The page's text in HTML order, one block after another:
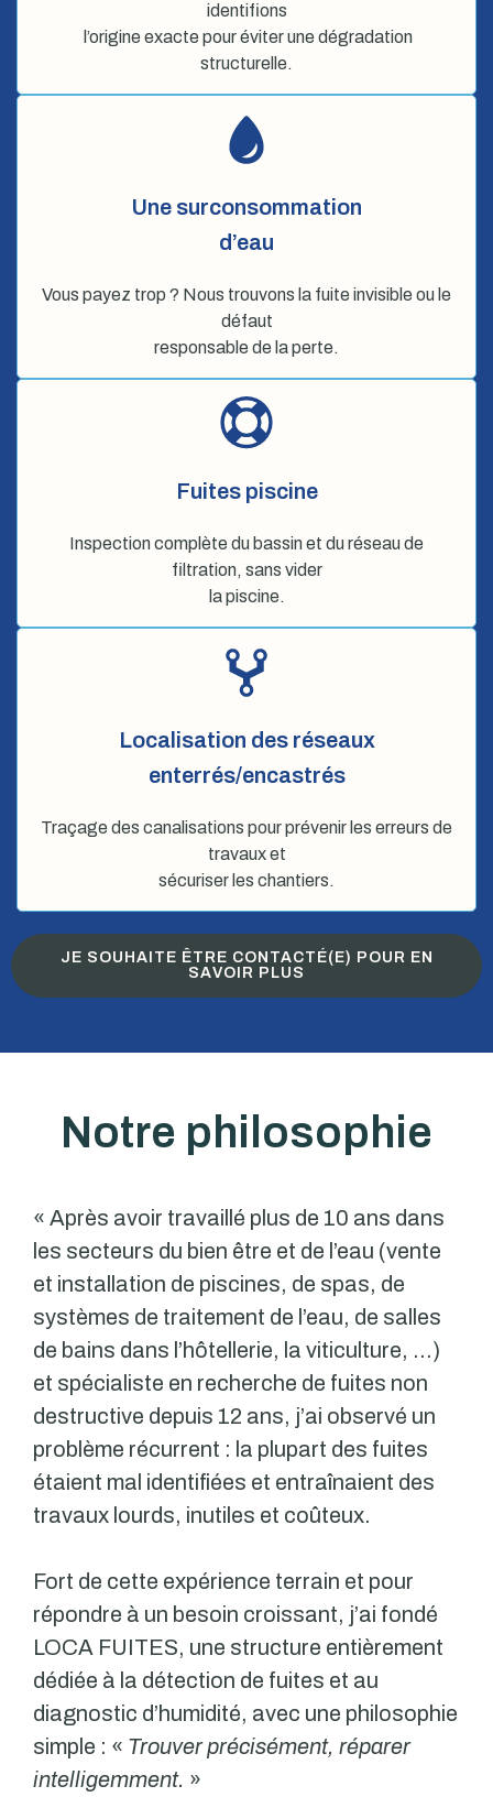
identifions
l’origine exacte pour éviter une dégradation
structurelle.
Une surconsommation
d’eau
Vous payez trop ? Nous trouvons la fuite invisible ou le
défaut
responsable de la perte.
Fuites piscine
Inspection complète du bassin et du réseau de
filtration, sans vider
la piscine.
Localisation des réseaux
enterrés/encastrés
Traçage des canalisations pour prévenir les erreurs de
travaux et
sécuriser les chantiers.
JE SOUHAITE ÊTRE CONTACTÉ(E) POUR EN
SAVOIR PLUS
Notre philosophie
« Après avoir travaillé plus de 10 ans dans
les secteurs du bien être et de l’eau (vente
et installation de piscines, de spas, de
systèmes de traitement de l’eau, de salles
de bains dans l’hôtellerie, la viticulture, …)
et spécialiste en recherche de fuites non
destructive depuis 12 ans, j’ai observé un
problème récurrent : la plupart des fuites
étaient mal identifiées et entraînaient des
travaux lourds, inutiles et coûteux.
Fort de cette expérience terrain et pour
répondre à un besoin croissant, j’ai fondé
LOCA FUITES, une structure entièrement
dédiée à la détection de fuites et au
diagnostic d’humidité, avec une philosophie
simple : « Trouver précisément, réparer
intelligemment. »